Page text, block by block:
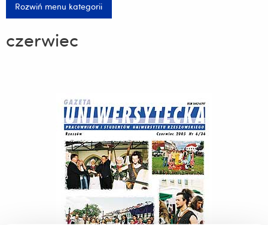
Rozwiń menu kategorii
czerwiec